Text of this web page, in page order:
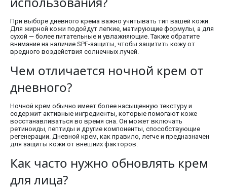
При выборе дневного крема важно учитывать тип вашей кожи.
Для жирной кожи подойдут легкие, матирующие формулы, а для
сухой — более питательные и увлажняющие. Также обратите
внимание на наличие SPF-защиты, чтобы защитить кожу от
вредного воздействия солнечных лучей.
Чем отличается ночной крем от
дневного?
Ночной крем обычно имеет более насыщенную текстуру и
содержит активные ингредиенты, которые помогают коже
восстанавливаться во время сна. Он может включать
ретиноиды, пептиды и другие компоненты, способствующие
регенерации. Дневной крем, как правило, легче и предназначен
для защиты кожи от внешних факторов.
Как часто нужно обновлять крем
для лица?